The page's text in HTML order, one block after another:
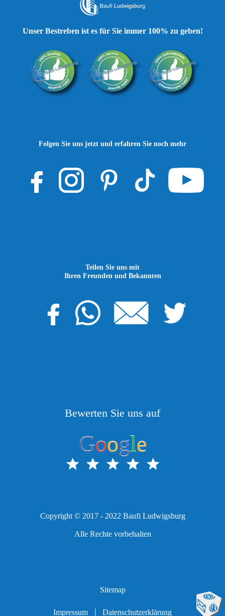
Bewerten Sie uns auf
Google
Teilen Sie uns mit
Ihren Freunden und Bekannten
Folgen Sie uns jetzt und erfahren Sie noch mehr
Unser Bestreben ist es für Sie immer 100% zu geben!
Copyright © 2017 - 2022 Baufi Ludwigsburg
Alle Rechte vorbehalten
Sitemap
Impressum | Datenschutzerklärung